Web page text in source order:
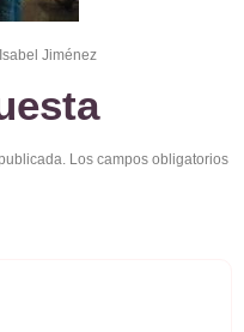
Jiménez
Los campos obligatorios